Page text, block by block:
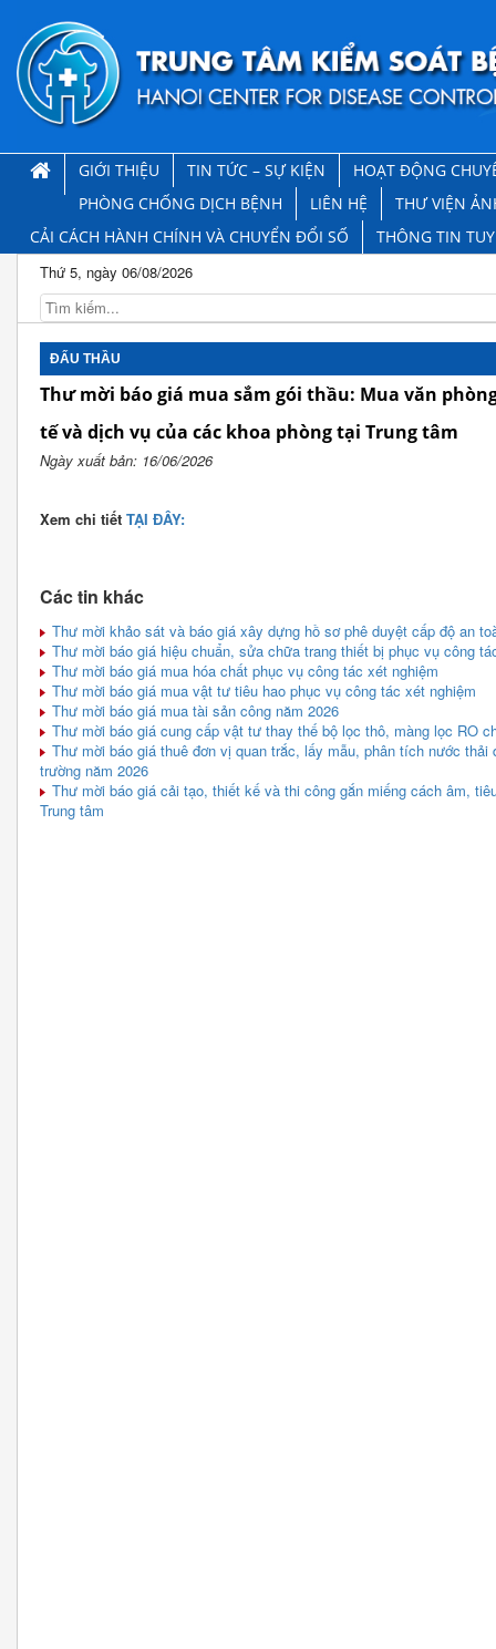
GIỚI THIỆU TIN TỨC – SỰ KIỆN
HOẠT ĐỘNG
PHÒNG CHỐNG DỊCH BỆNH
LIÊN HỆ
THƯ VIỆN
CẢI CÁCH HÀNH CHÍNH VÀ CHUYỂN ĐỔI SỐ
THÔNG TIN
Thứ 5, ngày 06/08/2026
ĐẤU THẦU
Thư mời báo giá mua sắm gói thầu: Mua văn
tế và dịch vụ của các khoa phòng tại Trung tâm
Ngày xuất bản: 16/06/2026
Xem chi tiết TẠI ĐÂY:
Các tin khác
Thư mời khảo sát và báo giá xây dựng hồ sơ phê duyệt cấp độ an
Thư mời báo giá hiệu chuẩn, sửa chữa trang thiết bị phục vụ công
Thư mời báo giá mua hóa chất phục vụ công tác xét nghiệm
Thư mời báo giá mua vật tư tiêu hao phục vụ công tác xét nghiệm
Thư mời báo giá mua tài sản công năm 2026
Thư mời báo giá cung cấp vật tư thay thế bộ lọc thô, màng lọc RO
Thư mời báo giá thuê đơn vị quan trắc, lấy mẫu, phân tích nước
trường năm 2026
Thư mời báo giá cải tạo, thiết kế và thi công gắn miếng cách âm,
Trung tâm